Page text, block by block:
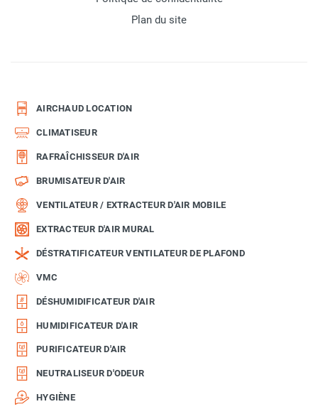
Plan du site
AIRCHAUD LOCATION
CLIMATISEUR
RAFRAÎCHISSEUR D'AIR
BRUMISATEUR D'AIR
VENTILATEUR / EXTRACTEUR D'AIR MOBILE
EXTRACTEUR D'AIR MURAL
DÉSTRATIFICATEUR VENTILATEUR DE PLAFOND
VMC
DÉSHUMIDIFICATEUR D'AIR
HUMIDIFICATEUR D'AIR
PURIFICATEUR D'AIR
NEUTRALISEUR D'ODEUR
HYGIÈNE